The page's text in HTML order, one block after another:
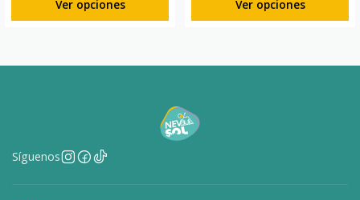
Ver opciones Ver opciones
Síguenos